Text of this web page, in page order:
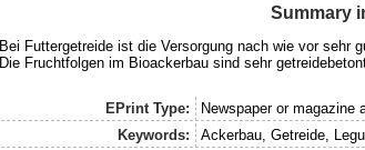
Summary
Bei Futtergetreide ist die Versorgung nach wie vor sehr
Die Fruchtfolgen im Bioackerbau sind sehr
EPrint Type:
Newspaper or magazine
Keywords:
Ackerbau, Getreide,